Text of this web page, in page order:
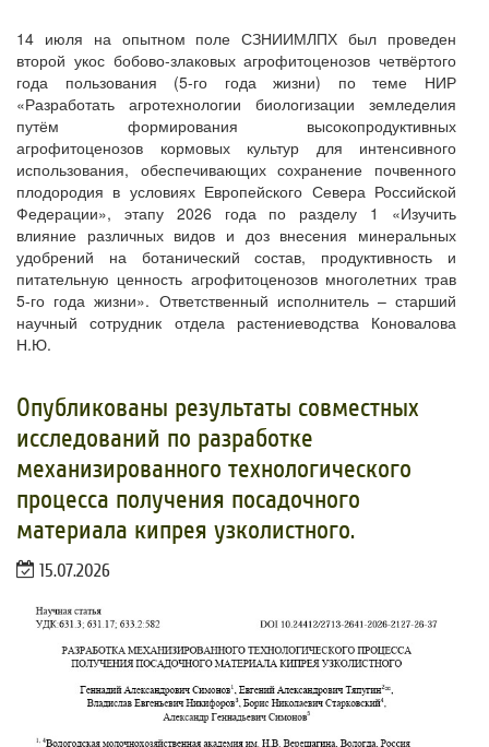
14 июля на опытном поле СЗНИИМЛПХ был проведен
второй укос бобово-злаковых агрофитоценозов четвёртого
года пользования (5-го года жизни) по теме НИР
«Разработать агротехнологии биологизации земледелия
путём формирования высокопродуктивных
агрофитоценозов кормовых культур для интенсивного
использования, обеспечивающих сохранение почвенного
плодородия в условиях Европейского Севера Российской
Федерации», этапу 2026 года по разделу 1 «Изучить
влияние различных видов и доз внесения минеральных
удобрений на ботанический состав, продуктивность и
питательную ценность агрофитоценозов многолетних трав
5-го года жизни». Ответственный исполнитель – старший
научный сотрудник отдела растениеводства Коновалова
Н.Ю.
Опубликованы результаты совместных
исследований по разработке
механизированного технологического
процесса получения посадочного
материала кипрея узколистного.
15.07.2026